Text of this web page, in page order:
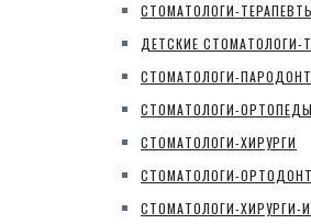
СТОМАТОЛОГИ-
ДЕТСКИЕ СТОМАТОЛОГИ-
СТОМАТОЛОГИ-
СТОМАТОЛОГИ-ОРТОПЕДЫ
СТОМАТОЛОГИ-ХИРУРГИ
СТОМАТОЛОГИ-
СТОМАТОЛОГИ-ХИРУРГИ-